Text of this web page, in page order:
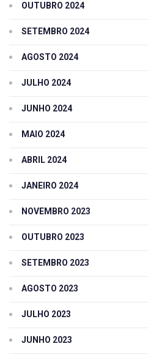
OUTUBRO 2024
SETEMBRO 2024
AGOSTO 2024
JULHO 2024
JUNHO 2024
MAIO 2024
ABRIL 2024
JANEIRO 2024
NOVEMBRO 2023
OUTUBRO 2023
SETEMBRO 2023
AGOSTO 2023
JULHO 2023
JUNHO 2023